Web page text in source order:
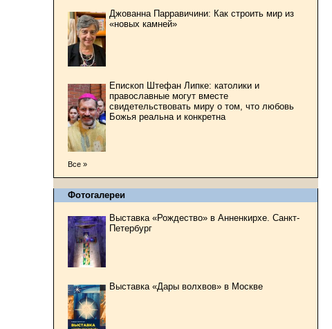
Джованна Парравичини: Как строить мир из
«новых камней»
Епископ Штефан Липке: католики и
православные могут вместе
свидетельствовать миру о том, что любовь
Божья реальна и конкретна
Все »
Фотогалереи
Выставка «Рождество» в Анненкирхе. Санкт-
Петербург
Выставка «Дары волхвов» в Москве